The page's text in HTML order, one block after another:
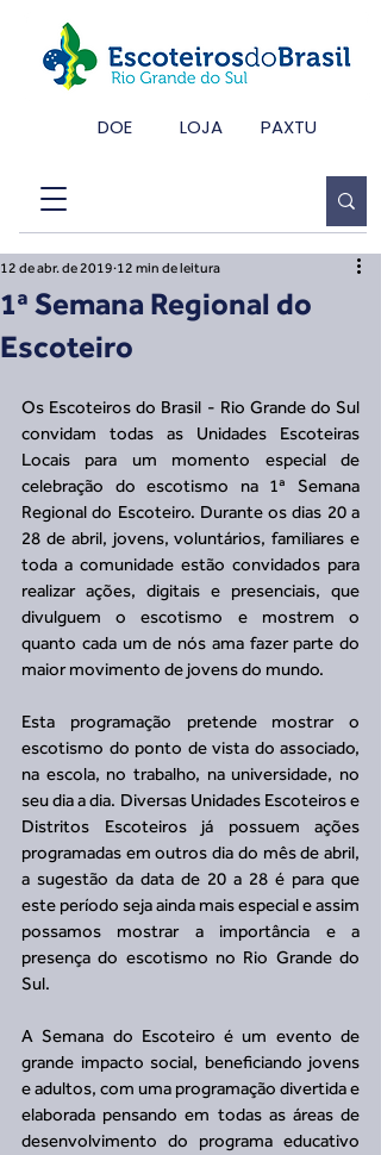
DOE LOJA PAXTU
1ª Semana Regional do
Escoteiro
12 de abr. de 2019 12 min de leitura
Os Escoteiros do Brasil - Rio Grande do Sul
convidam todas as Unidades Escoteiras
Locais para um momento especial de
celebração do escotismo na 1ª Semana
Regional do Escoteiro. Durante os dias 20 a
28 de abril, jovens, voluntários, familiares e
toda a comunidade estão convidados para
realizar ações, digitais e presenciais, que
divulguem o escotismo e mostrem o
quanto cada um de nós ama fazer parte do
maior movimento de jovens do mundo.
Esta programação pretende mostrar o
escotismo do ponto de vista do associado,
na escola, no trabalho, na universidade, no
seu dia a dia. Diversas Unidades Escoteiros e
Distritos Escoteiros já possuem ações
programadas em outros dia do mês de abril,
a sugestão da data de 20 a 28 é para que
este período seja ainda mais especial e assim
possamos mostrar a importância e a
presença do escotismo no Rio Grande do
Sul.
A Semana do Escoteiro é um evento de
grande impacto social, beneficiando jovens
e adultos, com uma programação divertida e
elaborada pensando em todas as áreas de
desenvolvimento do programa educativo